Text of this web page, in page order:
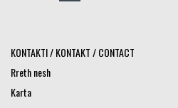
KONTAKTI / KONTAKT / CONTACT
Rreth nesh
Karta